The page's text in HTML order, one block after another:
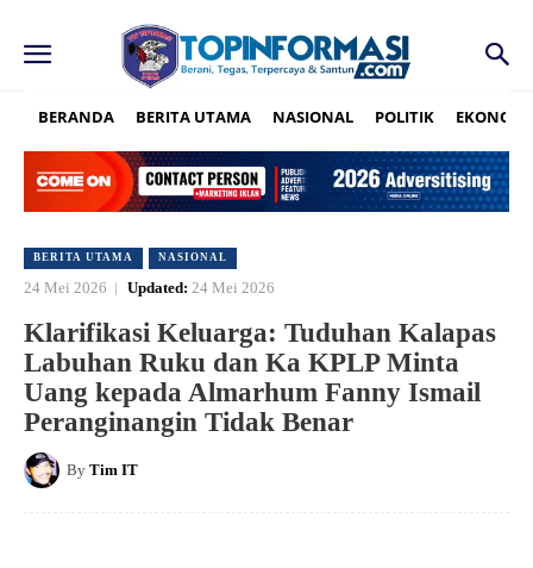
BERANDA BERITA UTAMA NASIONAL POLITIK EKONOMI
BERITA UTAMA NASIONAL
24 Mei 2026 Updated: 24 Mei 2026
Klarifikasi Keluarga: Tuduhan Kalapas
Labuhan Ruku dan Ka KPLP Minta
Uang kepada Almarhum Fanny Ismail
Peranginangin Tidak Benar
By Tim IT